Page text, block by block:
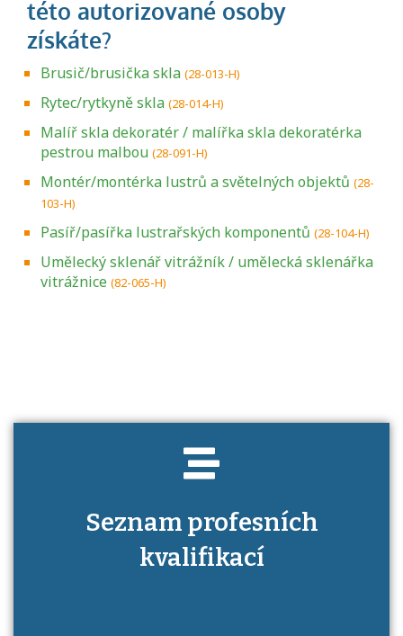
Brusič/brusička skla (28-013-H)
Rytec/rytkyně skla (28-014-H)
Malíř skla dekoratér / malířka skla dekoratérka
pestrou malbou (28-091-H)
Montér/montérka lustrů a světelných objektů (28-
103-H)
Pasíř/pasířka lustrařských komponentů (28-104-H)
Umělecký sklenář vitrážník / umělecká sklenářka
vitrážnice (82-065-H)
Seznam profesních
kvalifikací
Projděte si seznam profesních kvalifikací.